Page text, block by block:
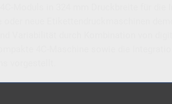
Moduls in 324 mm Druckbreite für
oder neue Etikettendruckmaschinen
Variabilität durch Kombination von
4C-Maschine sowie die